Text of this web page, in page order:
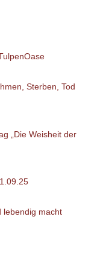
Sterben, Tod
„Die Weisheit der
lebendig macht